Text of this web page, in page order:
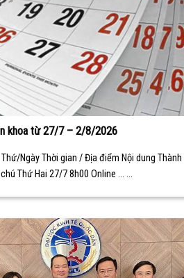
khoa từ 27/7 – 2/8/2026
Ngày Thời gian / Địa điểm Nội dung Thành
Thứ Hai 27/7 8h00 Online ... ...